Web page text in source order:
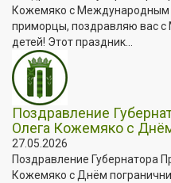
Кожемяко с
приморцы, поздравляю вас
детей! Этот праздник...
Поздравление
Олега Кожемяко с
27.05.2026
Поздравление Губернатора
Кожемяко с Днём